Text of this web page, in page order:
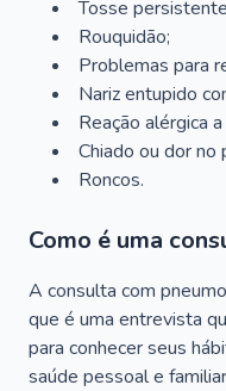
Tosse
Rouquidão;
Problemas para
Nariz entupido
Reação alérgica
Chiado ou dor no
Roncos.
Como é uma
A consulta com
que é uma entrevista
para conhecer seus
saúde pessoal e